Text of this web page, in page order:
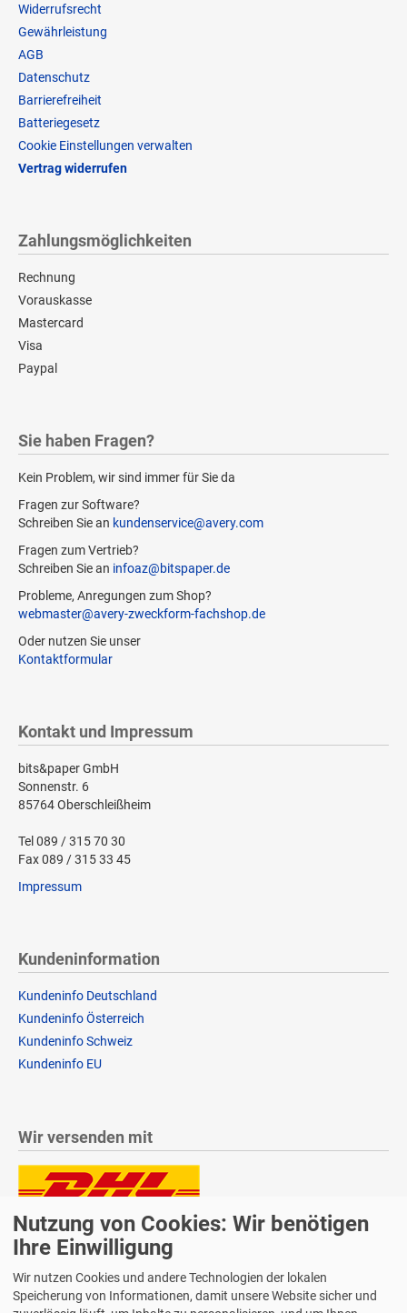
Widerrufsrecht
Gewährleistung
AGB
Datenschutz
Barrierefreiheit
Batteriegesetz
Cookie Einstellungen verwalten
Vertrag widerrufen
Zahlungsmöglichkeiten
Rechnung
Vorauskasse
Mastercard
Visa
Paypal
Sie haben Fragen?
Kein Problem, wir sind immer für Sie da
Fragen zur Software?
Schreiben Sie an kundenservice@avery.com
Fragen zum Vertrieb?
Schreiben Sie an infoaz@bitspaper.de
Probleme, Anregungen zum Shop?
webmaster@avery-zweckform-fachshop.de
Oder nutzen Sie unser
Kontaktformular
Kontakt und Impressum
bits&paper GmbH
Sonnenstr. 6
85764 Oberschleißheim
Tel 089 / 315 70 30
Fax 089 / 315 33 45
Impressum
Kundeninformation
Kundeninfo Deutschland
Kundeninfo Österreich
Kundeninfo Schweiz
Kundeninfo EU
Wir versenden mit
Lieferung auch an Packstationen und Postfilialen
Samstagszustellung
Nutzung von Cookies: Wir benötigen
Ihre Einwilligung
Wir nutzen Cookies und andere Technologien der lokalen
Speicherung von Informationen, damit unsere Website sicher und